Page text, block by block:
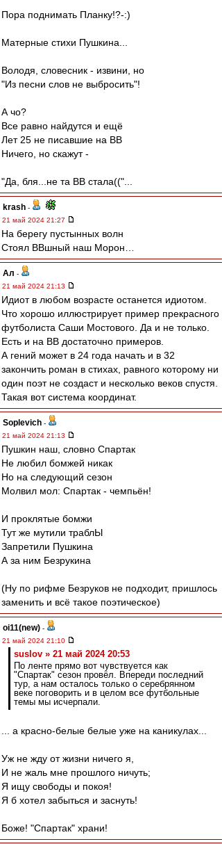
Пора поднимать Планку!?-:)
Матерные стихи Пушкина...
Володя, словесник - извини, но
"Из песни слов не выбросить"!
А чо?
Все равно найдутся и ещё
Лет 25 не писавшие на ВВ
Ничего, но скажут -
"Да, бля...не та ВВ стала(("...
krash -
21 май 2024 21:27
На берегу пустынных волн
Стоял ВВшный наш Морон…
Ал -
21 май 2024 21:13
Идиот в любом возрасте останется идиотом.
Что хорошо иллюстрирует пример прекрасного
футболиста Саши Мостового. Да и не только.
Есть и на ВВ достаточно примеров.
А гений может в 24 года начать и в 32
закончить роман в стихах, равного которому ни
один поэт не создаст и несколько веков спустя.
Такая вот система координат.
Soplevich -
21 май 2024 21:13
Пушкин наш, словно Спартак
Не любил бомжей никак
Но на следующий сезон
Молвил мол: Спартак - чемпьён!
И проклятые бомжи
Тут же мутили траблЫ
Запретили Пушкина
А за ним Безрукина
(Ну по рифме Безруков не подходит, пришлось
заменить и всё такое поэтическое)
oi11(new) -
21 май 2024 21:10
suslov » 21 май 2024 20:53
По ленте прямо вот чувствуется как
"Спартак" сезон провёл. Впереди последний
тур, а нам осталось только о серебрянном
веке поговорить и в целом все футбольные
темы мы исчерпали.
... а красно-белые белые уже на каникулах...
Уж не жду от жизни ничего я,
И не жаль мне прошлого ничуть;
Я ищу свободы и покоя!
Я б хотел забыться и заснуть!
Боже! "Спартак" храни!